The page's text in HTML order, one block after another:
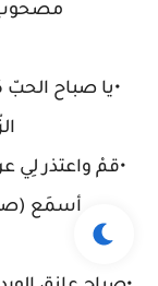
مصحوب
•يا صباح
•قمْ واعتذر لِي
أسمَع